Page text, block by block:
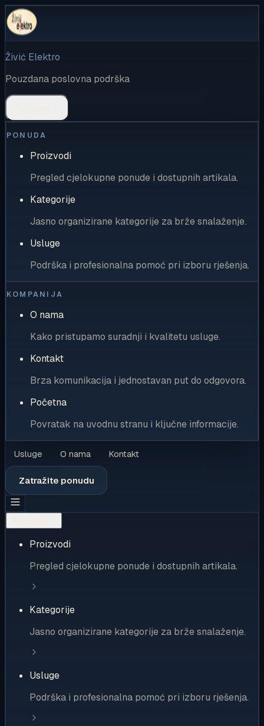
Živić Elektro
Pouzdana poslovna podrška
PONUDA
Proizvodi
Pregled cjelokupne ponude i dostupnih artikala.
Kategorije
Jasno organizirane kategorije za brže snalaženje.
Usluge
Podrška i profesionalna pomoć pri izboru rješenja.
KOMPANIJA
O nama
Kako pristupamo suradnji i kvalitetu usluge.
Kontakt
Brza komunikacija i jednostavan put do odgovora.
Početna
Povratak na uvodnu stranu i ključne informacije.
Usluge O nama Kontakt
Zatražite ponudu
Proizvodi
Pregled cjelokupne ponude i dostupnih artikala.
Kategorije
Jasno organizirane kategorije za brže snalaženje.
Usluge
Podrška i profesionalna pomoć pri izboru rješenja.